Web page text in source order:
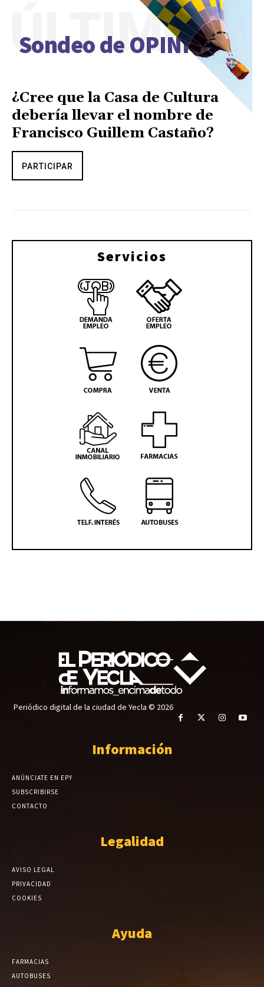
Sondeo de OPINIÓN
ÚLTIMO
¿Cree que la Casa de Cultura
debería llevar el nombre de
Francisco Guillem Castaño?
PARTICIPAR
Servicios
Periódico digital de la ciudad de Yecla © 2026
Información
ANÚNCIATE EN EPY
SUBSCRIBIRSE
CONTACTO
Legalidad
AVISO LEGAL
PRIVACIDAD
COOKIES
Ayuda
FARMACIAS
AUTOBUSES